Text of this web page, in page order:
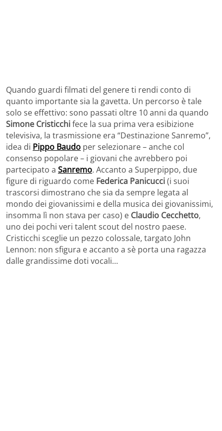
Quando guardi filmati del genere ti rendi conto di
quanto importante sia la gavetta. Un percorso è tale
solo se effettivo: sono passati oltre 10 anni da quando
Simone Cristicchifece la sua prima vera esibizione
televisiva, la trasmissione era “Destinazione Sanremo”,
idea di Pippo Baudo per selezionare – anche col
consenso popolare – i giovani che avrebbero poi
partecipato a Sanremo. Accanto a Superpippo, due
figure di riguardo come Federica Panicucci(i suoi
trascorsi dimostrano che sia da sempre legata al
mondo dei giovanissimi e della musica dei giovanissimi,
insomma lì non stava per caso) e Claudio Cecchetto,
uno dei pochi veri talent scout del nostro paese.
Cristicchi sceglie un pezzo colossale, targato John
Lennon: non sfigura e accanto a sè porta una ragazza
dalle grandissime doti vocali…